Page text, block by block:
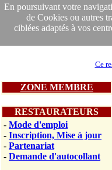
En poursuivant votre
de Cookies ou autres
ciblées adaptés à vos
Ce
ZONE MEMBRE
RESTAURATEURS
- Mode d'emploi
- Inscription, Mise à jour
- Partenariat
- Demande d'autocollant